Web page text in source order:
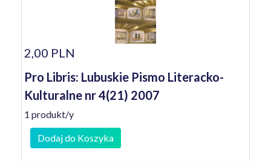
2,00 PLN
Pro Libris: Lubuskie Pismo Literacko-
Kulturalne nr 4(21) 2007
1 produkt/y
Dodaj do Koszyka